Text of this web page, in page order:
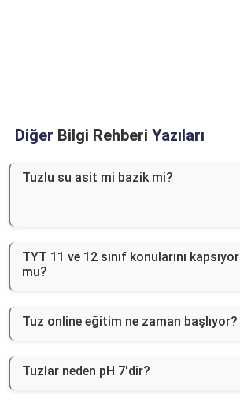
Diğer Bilgi Rehberi Yazıları
Tuzlu su asit mi bazik mi?
TYT 11 ve 12 sınıf konularını kapsıyor
mu?
Tuz online eğitim ne zaman başlıyor?
Tuzlar neden pH 7'dir?